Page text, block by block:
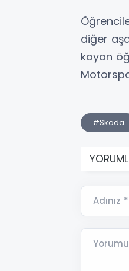
diğer
koyan
#Skoda
Adınız *